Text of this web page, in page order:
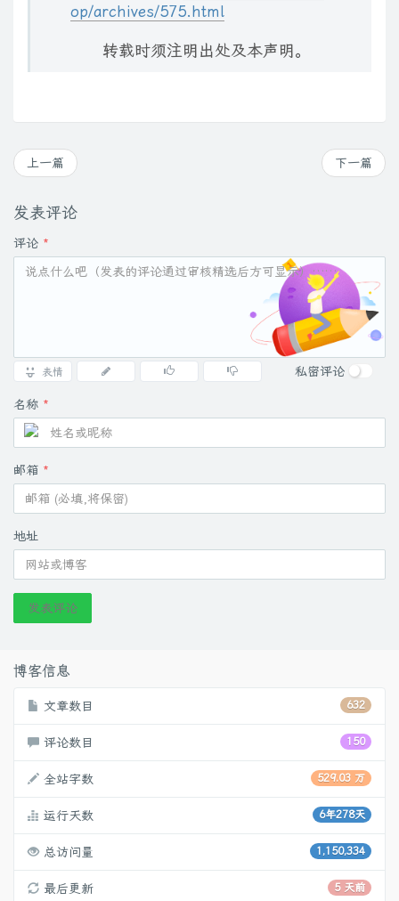
op/archives/575.html
转载时须注明出处及本声明。
下一篇
上一篇
发表评论
评论 *
表情 私密评论
名称 *
邮箱 *
地址
发表评论
博客信息
632
文章数目
150
评论数目
529.03 万
全站字数
6年278天
运行天数
1,150,334
总访问量
5 天前
最后更新